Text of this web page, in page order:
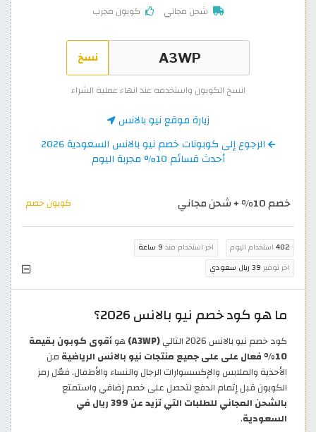
شحن مجاني كوبون مجرب
نسخ
انسخ الكوبون واستخدمه عند انهاء عملية الشراء
زيارة موقع نيو بالانس
الرجوع إلى كوبونات خصم نيو بالانس السعودية 2026
أحدث قسائم 10% مجربة اليوم
خصم 10% + شحن مجاني كوبون خصم
402 استخدام اليوم اخر استخدام منذ 9 ساعة
اخر توفير 39 ريال سعودي
ما هو كود خصم نيو بالانس 2026؟
كود خصم نيو بالانس 2026 التالي (A3WP) هوأقوى كوبون بقيمة
10% فعال على على جميع منتجات نيو بالانس الرياضية
من
الأحذية والملابس والإكسسوارات الرجال والنساء والأطفال. فعّل رمز
الكوبون قبل إتمام الدفع لتحصل على خصم إضافي واستمتع
بالشحن المجاني للطلبات التي تزيد عن 399 ريال في
السعودية.